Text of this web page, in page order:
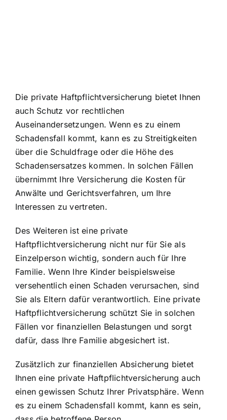
Die private Haftpflichtversicherung bietet Ihnen
auch Schutz vor rechtlichen
Auseinandersetzungen. Wenn es zu einem
Schadensfall kommt, kann es zu Streitigkeiten
über die Schuldfrage oder die Höhe des
Schadensersatzes kommen. In solchen Fällen
übernimmt Ihre Versicherung die Kosten für
Anwälte und Gerichtsverfahren, um Ihre
Interessen zu vertreten.
Des Weiteren ist eine private
Haftpflichtversicherung nicht nur für Sie als
Einzelperson wichtig, sondern auch für Ihre
Familie. Wenn Ihre Kinder beispielsweise
versehentlich einen Schaden verursachen, sind
Sie als Eltern dafür verantwortlich. Eine private
Haftpflichtversicherung schützt Sie in solchen
Fällen vor finanziellen Belastungen und sorgt
dafür, dass Ihre Familie abgesichert ist.
Zusätzlich zur finanziellen Absicherung bietet
Ihnen eine private Haftpflichtversicherung auch
einen gewissen Schutz Ihrer Privatsphäre. Wenn
es zu einem Schadensfall kommt, kann es sein,